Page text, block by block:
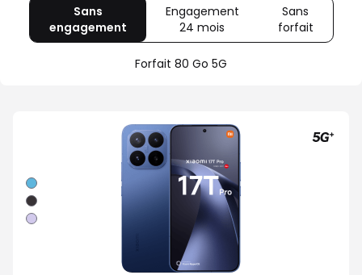
Sans
engagement
80
Go
Engagement
24 mois
Offre
spéciale
Sans
forfait
Sans
Forfait 80 Go 5G
Bleu
Noir
Violet